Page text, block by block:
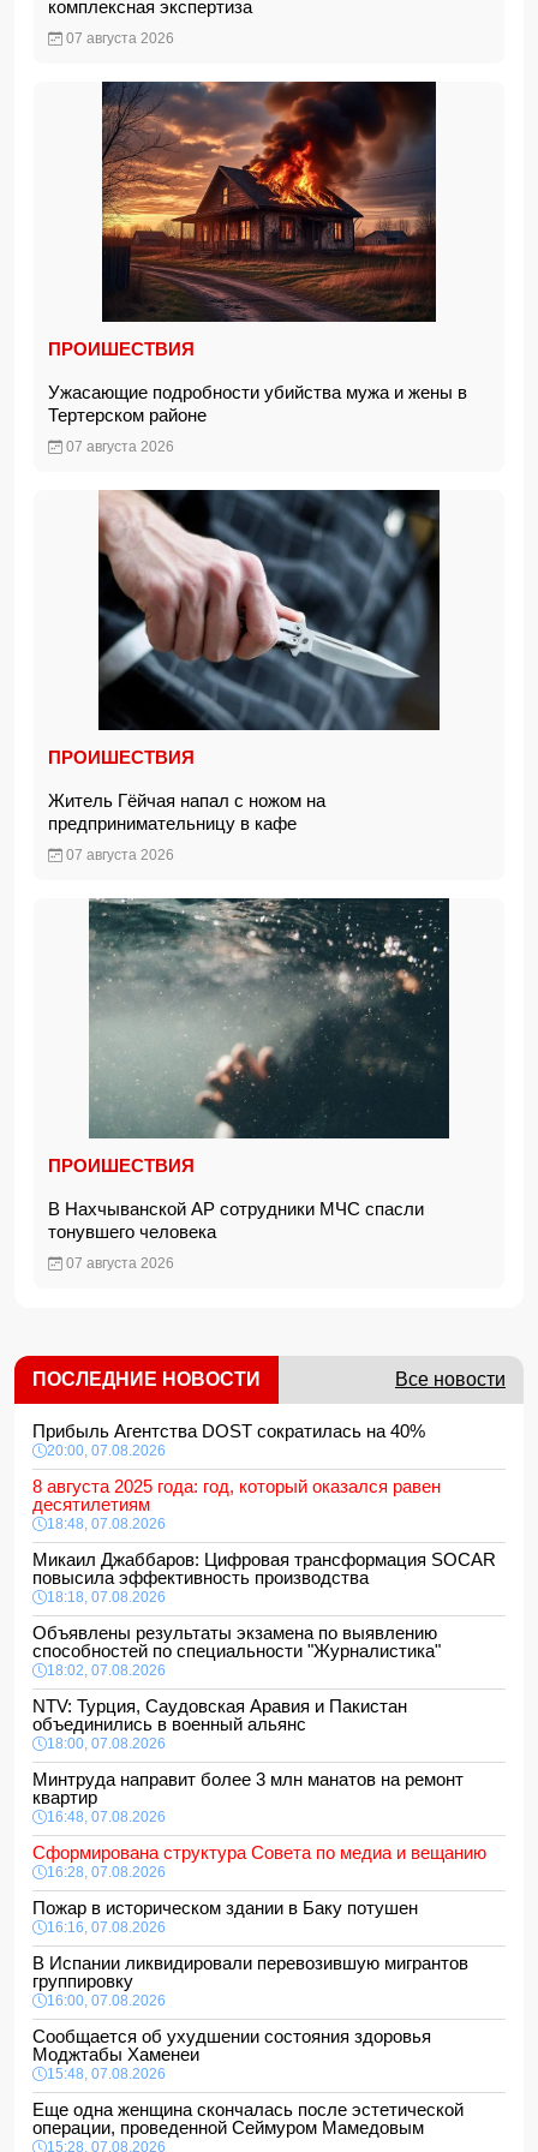
комплексная экспертиза
07 августа 2026
ПРОИШЕСТВИЯ
Ужасающие подробности убийства мужа и жены в
Тертерском районе
07 августа 2026
ПРОИШЕСТВИЯ
Житель Гёйчая напал с ножом на
предпринимательницу в кафе
07 августа 2026
ПРОИШЕСТВИЯ
В Нахчыванской АР сотрудники МЧС спасли
тонувшего человека
07 августа 2026
ПОСЛЕДНИЕ НОВОСТИ Все новости
Прибыль Агентства DOST сократилась на 40%
20:00, 07.08.2026
8 августа 2025 года: год, который оказался равен
десятилетиям
18:48, 07.08.2026
Микаил Джаббаров: Цифровая трансформация SOCAR
повысила эффективность производства
18:18, 07.08.2026
Объявлены результаты экзамена по выявлению
способностей по специальности "Журналистика"
18:02, 07.08.2026
NTV: Турция, Саудовская Аравия и Пакистан
объединились в военный альянс
18:00, 07.08.2026
Минтруда направит более 3 млн манатов на ремонт
квартир
16:48, 07.08.2026
Сформирована структура Совета по медиа и вещанию
16:28, 07.08.2026
Пожар в историческом здании в Баку потушен
16:16, 07.08.2026
В Испании ликвидировали перевозившую мигрантов
группировку
16:00, 07.08.2026
Сообщается об ухудшении состояния здоровья
Моджтабы Хаменеи
15:48, 07.08.2026
Еще одна женщина скончалась после эстетической
операции, проведенной Сеймуром Мамедовым
15:28, 07.08.2026